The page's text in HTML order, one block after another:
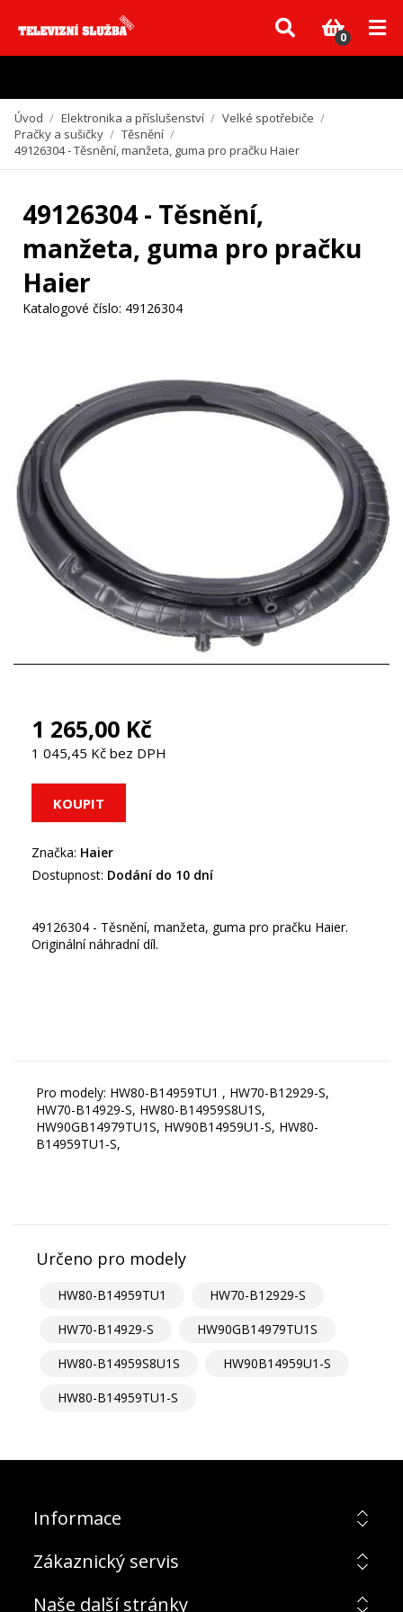
Vzhledem k aktuální situaci se může dodání dílů, které nejsou skladem,
zpozdit. Děkujeme za pochopení.
0
Úvod / Elektronika a příslušenství / Velké spotřebiče /
Pračky a sušičky / Těsnění /
49126304 - Těsnění, manžeta, guma pro pračku Haier
49126304 - Těsnění,
manžeta, guma pro pračku
Haier
Katalogové číslo: 49126304
1 265,00 Kč
1 045,45 Kč bez DPH
Značka: Haier
Dostupnost: Dodání do 10 dní
49126304 - Těsnění, manžeta, guma pro pračku Haier.
Originální náhradní díl.
Pro modely: HW80-B14959TU1 , HW70-B12929-S,
HW70-B14929-S, HW80-B14959S8U1S,
HW90GB14979TU1S, HW90B14959U1-S, HW80-
B14959TU1-S,
Určeno pro modely
HW80-B14959TU1
HW70-B12929-S
HW70-B14929-S
HW90GB14979TU1S
HW80-B14959S8U1S
HW90B14959U1-S
HW80-B14959TU1-S
Informace
Zákaznický servis
Naše další stránky